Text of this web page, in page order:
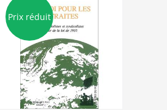
Prix réduit